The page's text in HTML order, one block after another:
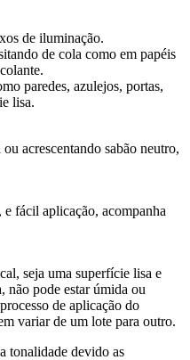
de iluminação.
de cola como em papéis
paredes, azulejos, portas,
lisa.
acrescentando sabão neutro,
fácil aplicação, acompanha
seja uma superfície lisa e
não pode estar úmida ou
de aplicação do
variar de um lote para outro.
tonalidade devido as